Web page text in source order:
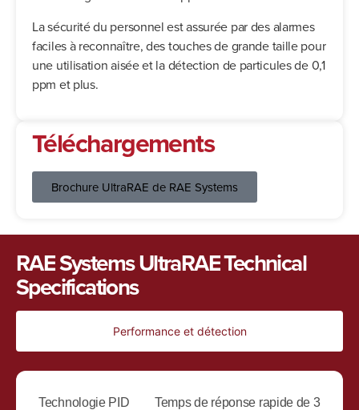
La sécurité du personnel est assurée par des alarmes
faciles à reconnaître, des touches de grande taille pour
une utilisation aisée et la détection de particules de 0,1
ppm et plus.
Téléchargements
Brochure UltraRAE de RAE Systems
RAE Systems UltraRAE Technical
Specifications
Performance et détection
Technologie PID
Temps de réponse rapide de 3